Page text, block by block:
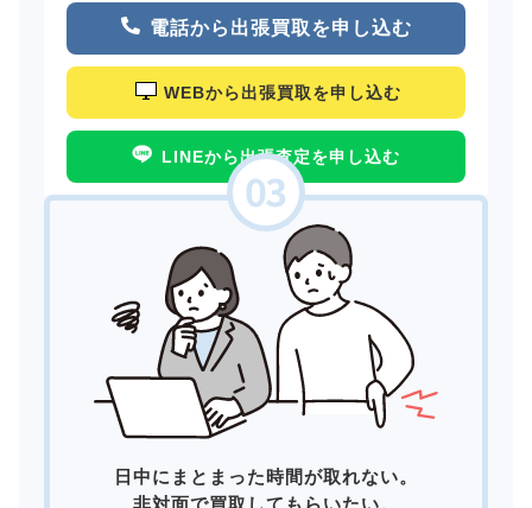
電話から出張買取を申し込む
WEBから出張買取を申し込む
LINEから出張査定を申し込む
日中にまとまった時間が取れない。